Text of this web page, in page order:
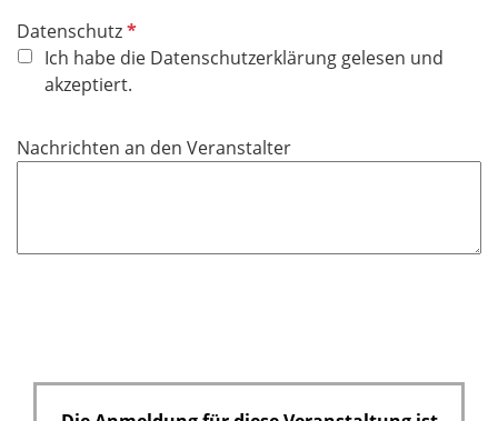
DatenschutzP
f
l
h
Ich habe die Datenschutzerklärung gelesen und
akzeptiert.
Nachrichten an den Veranstalter